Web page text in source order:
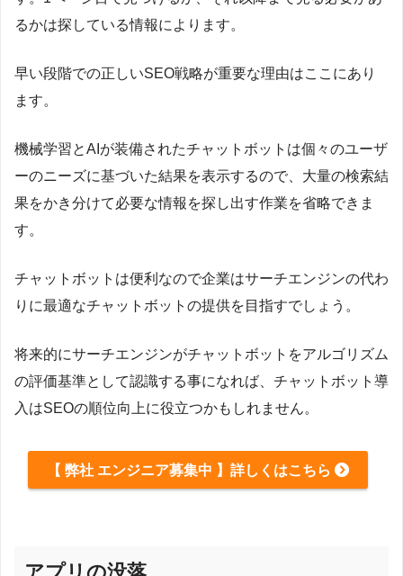
るかは探している情報によります。
早い段階での正しいSEO戦略が重要な理由はここにあり
ます。
機械学習とAIが装備されたチャットボットは個々のユーザ
ーのニーズに基づいた結果を表示するので、大量の検索結
果をかき分けて必要な情報を探し出す作業を省略できま
す。
チャットボットは便利なので企業はサーチエンジンの代わ
りに最適なチャットボットの提供を目指すでしょう。
将来的にサーチエンジンがチャットボットをアルゴリズム
の評価基準として認識する事になれば、チャットボット導
入はSEOの順位向上に役立つかもしれません。
【 弊社 エンジニア募集中 】詳しくはこちら